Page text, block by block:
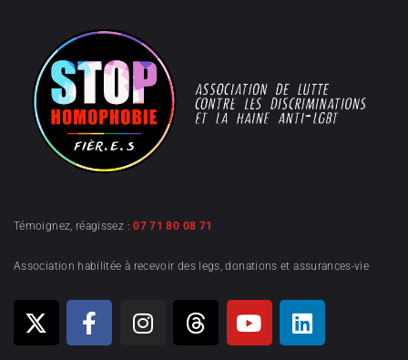
Témoignez, réagissez :07 71 80 08 71
Association habilitée à recevoir des legs, donations et assurances-vie